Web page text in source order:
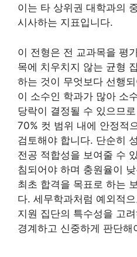
이는 타 상위권 대학과의
시사하는 지표입니다.
이 전형은 전 교과목을 평
목에 치우치지 않는 균형
하는 것이 무엇보다 선행
이 소수인 학과가 많아 소
당락이 결정될 수 있으므
70% 컷 범위 내에 안정적
검토해야 합니다. 단순히
전공 적합성을 보여줄 수
침되어야 하며 충원율이
최초 합격을 목표로 하는
다. 세무학과처럼 예외적
지원 집단의 특수성을 고
경계하고 신중하게 판단해